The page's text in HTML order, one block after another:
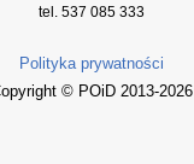
tel. 537 085 333
Polityka prywatności
© POiD 2013-2026